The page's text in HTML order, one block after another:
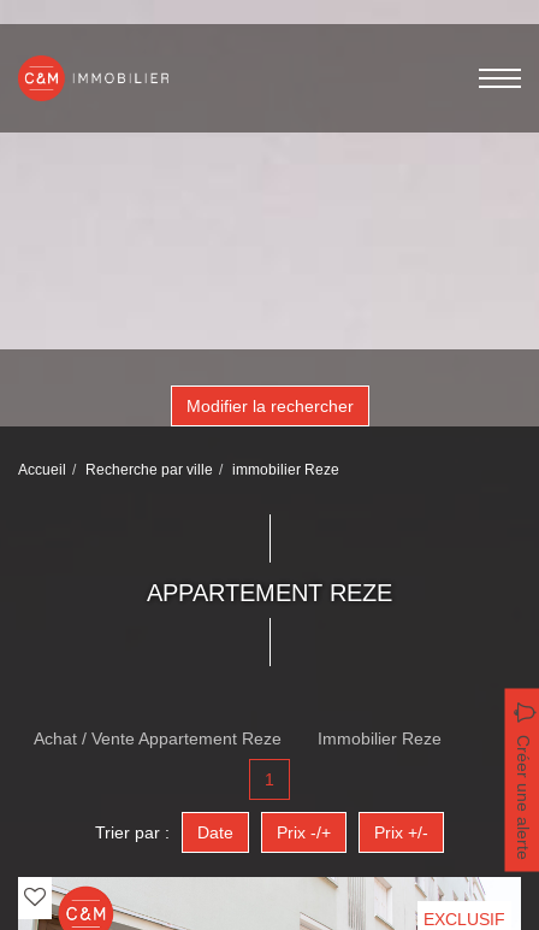
Modifier la rechercher
Accueil Recherche par ville immobilier Reze
APPARTEMENT REZE
Achat / Vente Appartement Reze Immobilier Reze Créer une alerte
1
Trier par : Date Prix -/+ Prix +/-
EXCLUSIF